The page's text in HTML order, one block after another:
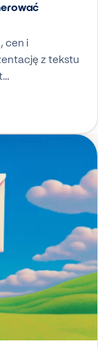
cen i
z tekstu